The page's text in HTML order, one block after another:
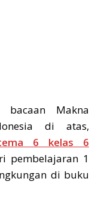
Makna
di atas,
6 kelas 6
pembelajaran 1
di buku